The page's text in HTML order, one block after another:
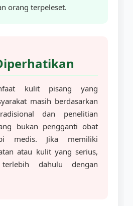
orang terpeleset.
kulit pisang yang
masih berdasarkan
dan penelitian
bukan pengganti obat
medis. Jika memiliki
atau kulit yang serius,
terlebih dahulu dengan